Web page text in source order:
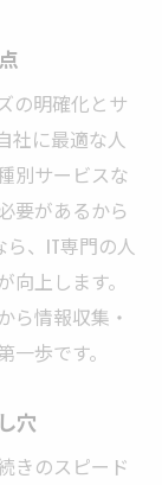
の明確化とサ
社に最適な人
別サービスな
要があるから
、IT専門の人
上します。
ら情報収集・
歩です。
穴
きのスピード